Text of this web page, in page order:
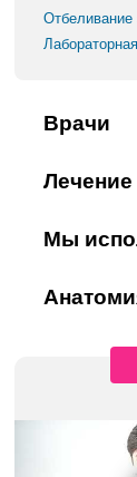
Отбеливание
Врачи
Мы